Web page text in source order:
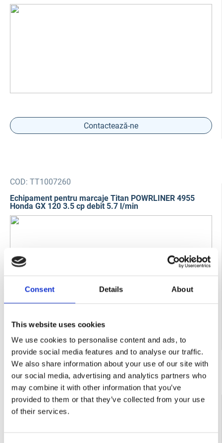
Consent Details About
This website uses cookies
We use cookies to personalise content and ads, to
provide social media features and to analyse our traffic.
We also share information about your use of our site with
our social media, advertising and analytics partners who
may combine it with other information that you’ve
provided to them or that they’ve collected from your use
of their services.
Contactează-ne
COD: TT1007260
Echipament pentru marcaje Titan POWRLINER 4955
Honda GX 120 3.5 cp debit 5.7 l/min
Contactează-ne
COD: TT0005584
Echipament pentru marcaje Titan POWRLINER 6955
Honda GX 160 4.8 cp debit 8.5 l/min